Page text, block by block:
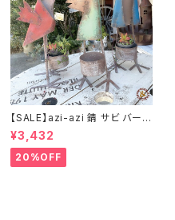
【SALE】azi-azi 錆 サビ バード
メタルプランター
¥3,432
20%OFF